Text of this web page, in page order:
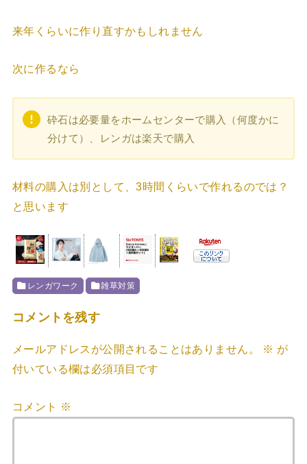
来年くらいに作り直すかもしれません
次に作るなら
砕石は必要量をホームセンターで購入（何度かに
分けて）、レンガは楽天で購入
材料の購入は別として、3時間くらいで作れるのでは？
と思います
レンガワーク 雑草対策
コメントを残す
メールアドレスが公開されることはありません。 ※ が
付いている欄は必須項目です
コメント ※